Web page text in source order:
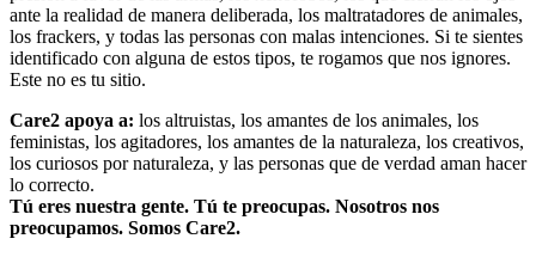
ante la realidad de manera deliberada, los maltratadores de animales,
los frackers, y todas las personas con malas intenciones. Si te sientes
identificado con alguna de estos tipos, te rogamos que nos ignores.
Este no es tu sitio.
Care2 apoya a: los altruistas, los amantes de los animales, los
feministas, los agitadores, los amantes de la naturaleza, los creativos,
los curiosos por naturaleza, y las personas que de verdad aman hacer
lo correcto.
Tú eres nuestra gente. Tú te preocupas. Nosotros nos
preocupamos. Somos Care2.